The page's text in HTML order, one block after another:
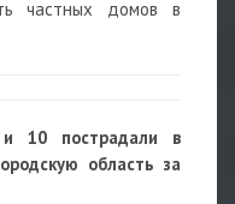
частных домов в
10 пострадали в
область за